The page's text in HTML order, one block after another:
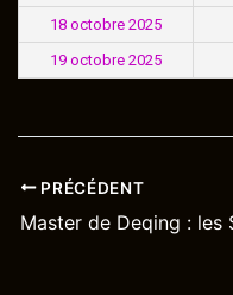
18 octobre 2025
19 octobre 2025
PRÉCÉDENT